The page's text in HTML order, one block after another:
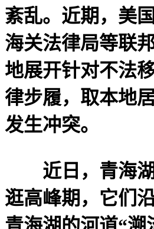
紊乱。近期，美
海关法律局等联
地展开针对不法
律步履，取本地
发生冲突。
近日，青海湖
逛高峰期，它们